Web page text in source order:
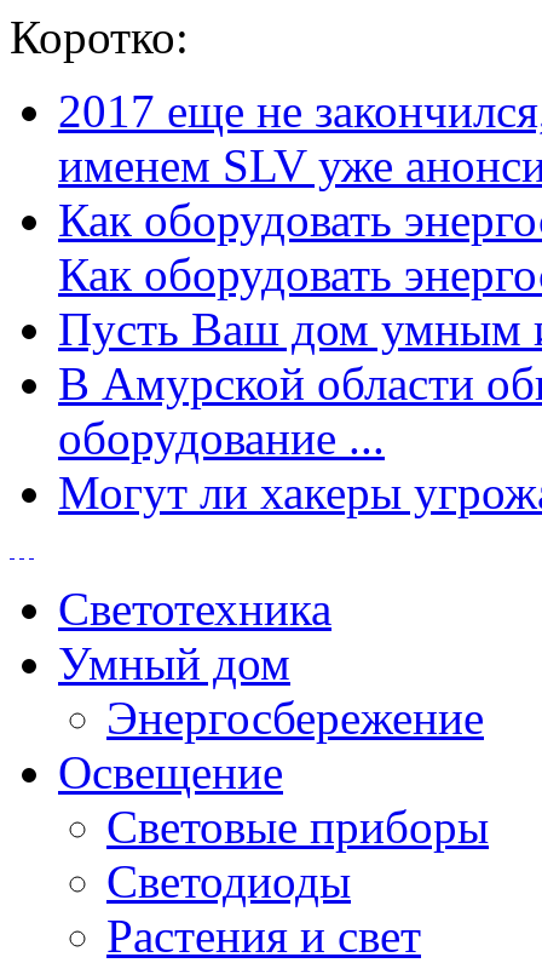
Коротко:
2017 еще не
именем SLV уже
Как оборудовать
Как оборудовать
Пусть Ваш дом умным
В Амурской области
оборудование ...
Могут ли хакеры
Светотехника
Умный дом
Энергосбережение
Освещение
Световые приборы
Светодиоды
Растения и свет